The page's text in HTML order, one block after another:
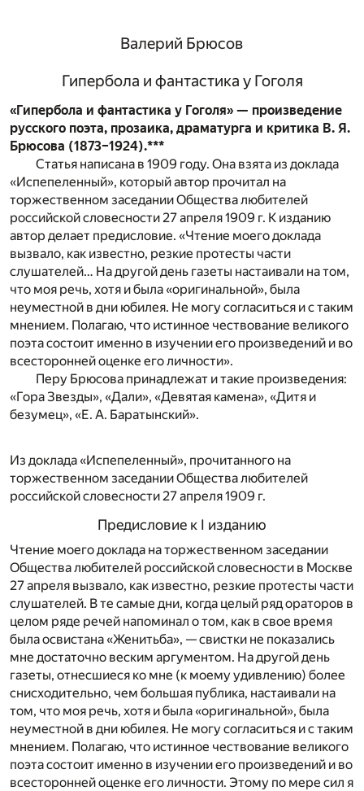
Валерий Брюсов
Гипербола и фантастика у Гоголя
«Гипербола и фантастика у Гоголя» — произведение
русского поэта, прозаика, драматурга и критика В. Я.
Брюсова (1873–1924).***
Статья написана в 1909 году. Она взята из доклада
«Испепеленный», который автор прочитал на
торжественном заседании Общества любителей
российской словесности 27 апреля 1909 г. К изданию
автор делает предисловие. «Чтение моего доклада
вызвало, как известно, резкие протесты части
слушателей… На другой день газеты настаивали на том,
что моя речь, хотя и была «оригинальной», была
неуместной в дни юбилея. Не могу согласиться и с таким
мнением. Полагаю, что истинное чествование великого
поэта состоит именно в изучении его произведений и во
всесторонней оценке его личности».
Перу Брюсова принадлежат и такие произведения:
«Гора Звезды», «Дали», «Девятая камена», «Дитя и
безумец», «Е. А. Баратынский».
Из доклада «Испепеленный», прочитанного на
торжественном заседании Общества любителей
российской словесности 27 апреля 1909 г.
Предисловие к I изданию
Чтение моего доклада на торжественном заседании
Общества любителей российской словесности в Москве
27 апреля вызвало, как известно, резкие протесты части
слушателей. В те самые дни, когда целый ряд ораторов в
целом ряде речей напоминал о том, как в свое время
была освистана «Женитьба», — свистки не показались
мне достаточно веским аргументом. На другой день
газеты, отнесшиеся ко мне (к моему удивлению) более
снисходительно, чем большая публика, настаивали на
том, что моя речь, хотя и была «оригинальной», была
неуместной в дни юбилея. Не могу согласиться и с таким
мнением. Полагаю, что истинное чествование великого
поэта состоит именно в изучении его произведений и во
всесторонней оценке его личности. Этому по мере сил я